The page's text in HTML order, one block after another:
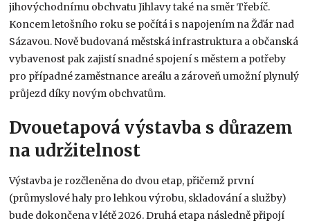
jihovýchodnímu obchvatu Jihlavy také na směr Třebíč.
Koncem letošního roku se počítá i s napojením na Žďár nad
Sázavou. Nově budovaná městská infrastruktura a občanská
vybavenost pak zajistí snadné spojení s městem a potřeby
pro případné zaměstnance areálu a zároveň umožní plynulý
průjezd díky novým obchvatům.
Dvouetapová výstavba s důrazem
na udržitelnost
Výstavba je rozčleněna do dvou etap, přičemž první
(průmyslové haly pro lehkou výrobu, skladování a služby)
bude dokončena v létě 2026. Druhá etapa následně připojí